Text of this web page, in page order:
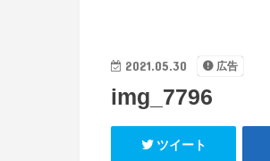
2021.05.30 広告
img_7796
ツイート